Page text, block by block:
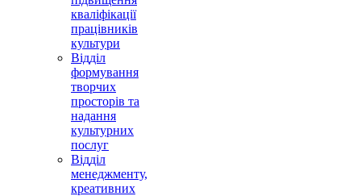
кваліфікації
працівників
культури
Відділ
формування
творчих
просторів та
надання
культурних
послуг
Відділ
менеджменту,
креативних